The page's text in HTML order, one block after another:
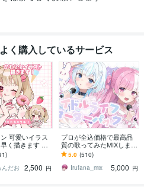
く購入しているサービス
可愛いイラス
く描きます 歌
グッズなど…
せた貴方だけ
を！
んだお
2,500 円
プロが全込価格で最高品
質の歌ってみたMIXします
スピード納品可！音程補
正、ハモリ作成等も全込
価格！
5.0 (510)
Irufana_mix
5,000 円